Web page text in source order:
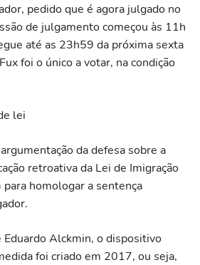
pedido que é agora julgado no
de julgamento começou às 11h
até as 23h59 da próxima sexta
foi o único a votar, na condição
lei
da defesa sobre a
retroativa da Lei de Imigração
homologar a sentença
Eduardo Alckmin, o dispositivo
foi criado em 2017, ou seja,